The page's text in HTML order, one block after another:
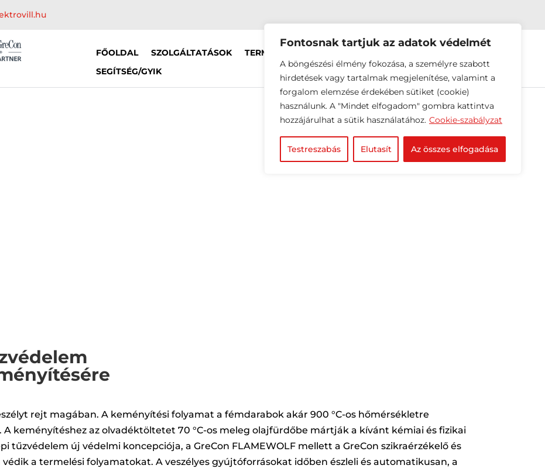
Fontosnak tartjuk az adatok védelmét
A böngészési élmény fokozása, a személyre szabott
hirdetések vagy tartalmak megjelenítése, valamint a
forgalom elemzése érdekében sütiket (cookie)
használunk. A "Mindet elfogadom" gombra kattintva
hozzájárulhat a sütik használatához. Cookie-szabályzat
Testreszabás Elutasít Az összes elfogadása
FŐOLDAL SZOLGÁLTATÁSOK TERMÉKEINK
SEGÍTSÉG/GYIK
rejt magában. A keményítési folyamat a fémdarabok akár 900 °C-os hőmérsékletre
keményítéshez az olvadéktöltetet 70 °C-os meleg olajfürdőbe mártják a kívánt kémiai és fizikai
tűzvédelem új védelmi koncepciója, a GreCon FLAMEWOLF mellett a GreCon szikraérzékelő és
a termelési folyamatokat. A veszélyes gyújtóforrásokat időben észleli és automatikusan, a